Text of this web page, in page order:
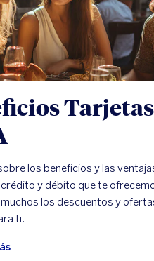
Tarjetas
los beneficios y las
y débito que te
los descuentos y
ti.